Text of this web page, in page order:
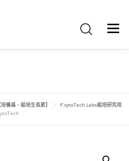
選單
詢價車、購物車/會員
【培養基、組培生長素】
PhytoTech Labs組培研究用